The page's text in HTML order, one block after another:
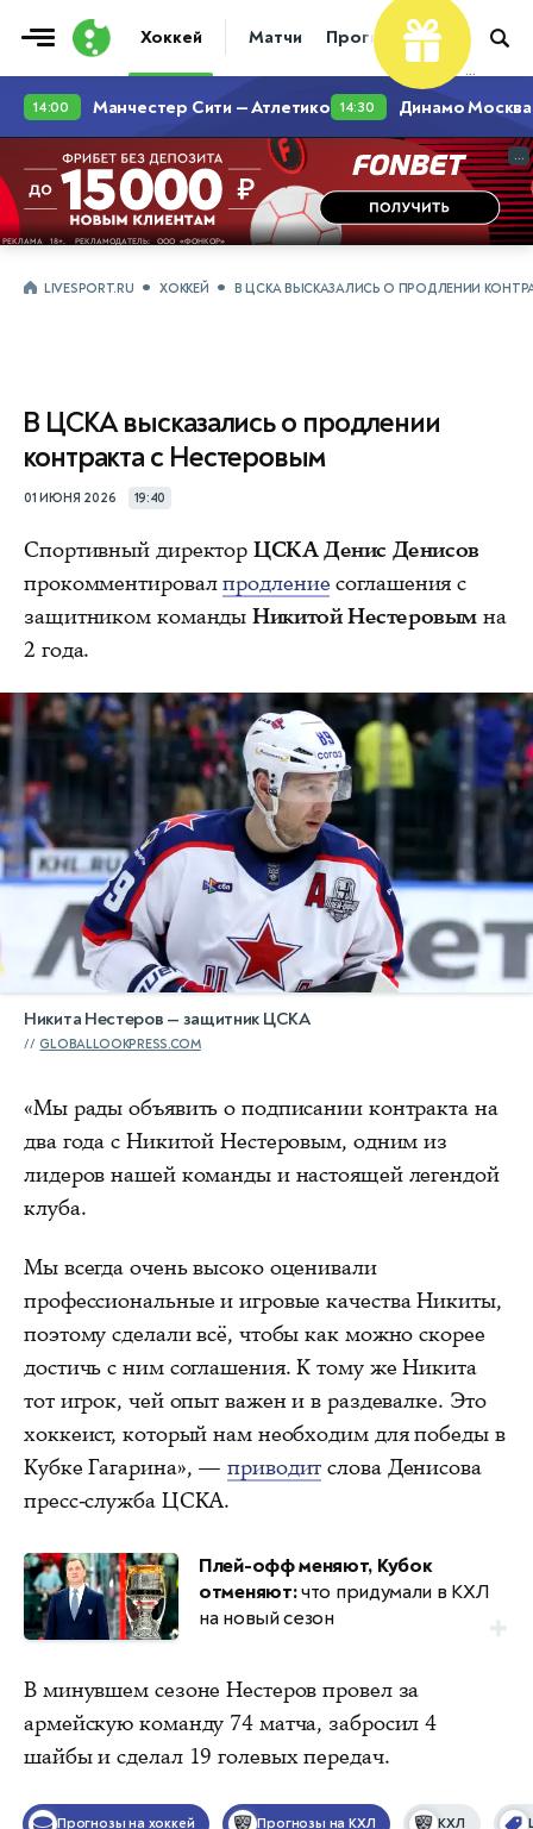
Хоккей Матчи Прогнозы
...
...
LIVESPORT.RU ХОККЕЙ В ЦСКА ВЫСКАЗАЛИСЬ О ПРОДЛЕНИИ
В ЦСКА высказались о продлении
контракта с Нестеровым
01 ИЮНЯ 2026 19:40
Спортивный директор ЦСКА Денис Денисов
прокомментировалпродление соглашения с
защитником командыНикитой Нестеровымна
2 года.
Никита Нестеров — защитник ЦСКА
GLOBALLOOKPRESS.COM
«Мы рады объявить о подписании контракта на
два года с Никитой Нестеровым, одним из
лидеров нашей команды и настоящей легендой
клуба.
Мы всегда очень высоко оценивали
профессиональные и игровые качества Никиты,
поэтому сделали всё, чтобы как можно скорее
достичь с ним соглашения. К тому же Никита
тот игрок, чей опыт важен и в раздевалке. Это
хоккеист, который нам необходим для победы в
Кубке Гагарина», —приводит слова Денисова
пресс-служба ЦСКА.
Плей-офф меняют, Кубок
отменяют:что придумали в КХЛ
на новый сезон
В минувшем сезоне Нестеров провел за
армейскую команду 74 матча, забросил 4
шайбы и сделал 19 голевых передач.
Прогнозы на хоккей Прогнозы на КХЛ КХЛ